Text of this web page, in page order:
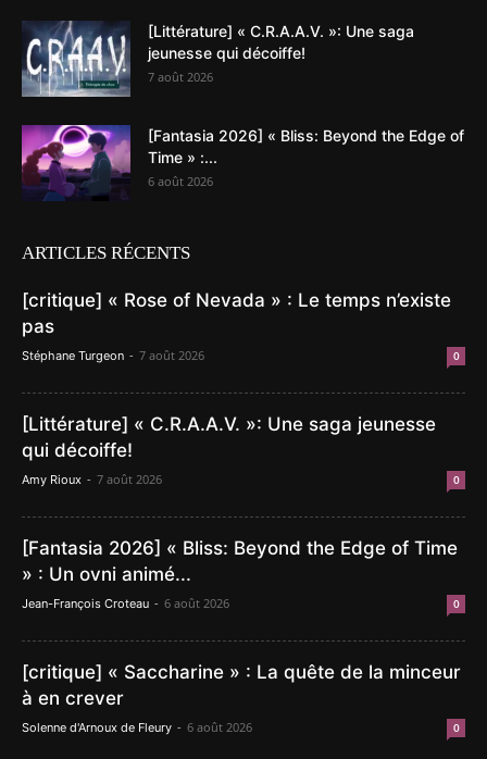
[Littérature] « C.R.A.A.V. »: Une saga
jeunesse qui décoiffe!
7 août 2026
[Fantasia 2026] « Bliss: Beyond the Edge of
Time » :...
6 août 2026
ARTICLES RÉCENTS
[critique] « Rose of Nevada » : Le temps n’existe
pas
Stéphane Turgeon - 7 août 2026 0
[Littérature] « C.R.A.A.V. »: Une saga jeunesse
qui décoiffe!
Amy Rioux - 7 août 2026 0
[Fantasia 2026] « Bliss: Beyond the Edge of Time
» : Un ovni animé...
Jean-François Croteau - 6 août 2026 0
[critique] « Saccharine » : La quête de la minceur
à en crever
Solenne d'Arnoux de Fleury - 6 août 2026 0